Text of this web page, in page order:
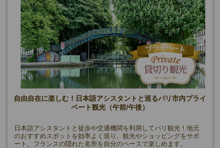
自由自在に楽しむ！日本語アシスタントと巡るパリ市内プライ
ベート観光（午前/午後）
日本語アシスタントと徒歩や交通機関を利用してパリ観光！地元
のおすすめスポットを効率よく巡り、観光やショッピングをサポ
ート。フランスの隠れた名所を自分のペースで楽しめます。